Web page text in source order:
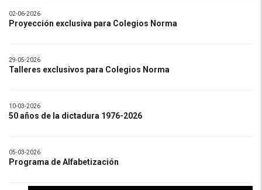
02-06-2026
Proyección exclusiva para Colegios Norma
29-05-2026
Talleres exclusivos para Colegios Norma
10-03-2026
50 años de la dictadura 1976-2026
05-03-2026
Programa de Alfabetización